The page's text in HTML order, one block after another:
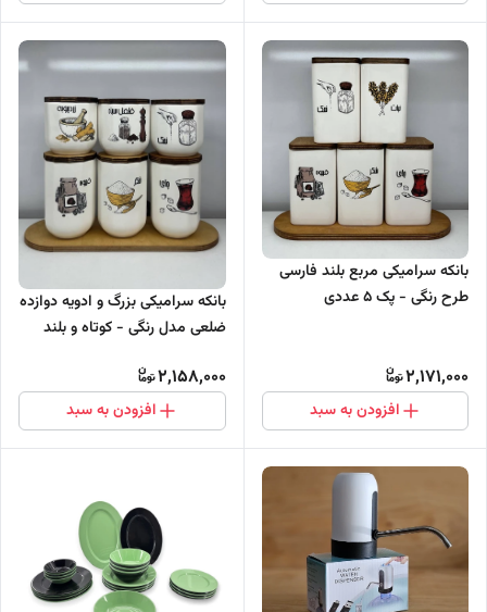
بانکه سرامیکی مربع بلند فارسی
طرح رنگی - پک 5 عددی
2,171,000
افزودن به سبد
بانکه سرامیکی بزرگ و ادویه دوازده
ضلعی مدل رنگی - کوتاه و بلند
2,158,000
افزودن به سبد